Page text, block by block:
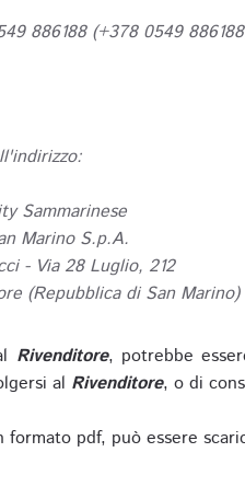
886188 (+378 0549
Sammarinese
Marino S.p.A.
- Via 28 Luglio, 212
(Repubblica di San Marino)
Rivenditore, potrebbe
al Rivenditore, o di
pdf, può essere